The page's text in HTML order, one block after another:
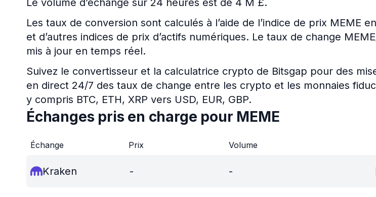
Le volume d’échange sur 24 heures est de 4 M £.
Les taux de conversion sont calculés à l’aide de l’indice de prix MEME
et d’autres indices de prix d’actifs numériques. Le taux de change
mis à jour en temps réel.
Suivez le convertisseur et la calculatrice crypto de Bitsgap pour des
en direct 24/7 des taux de change entre les crypto et les monnaies
y compris BTC, ETH, XRP vers USD, EUR, GBP.
Échanges pris en charge pour MEME
Échange Prix Volume
Kraken - -